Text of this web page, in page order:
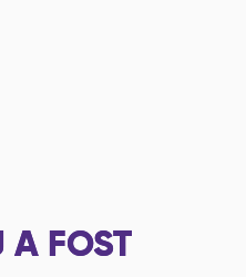
A FOST